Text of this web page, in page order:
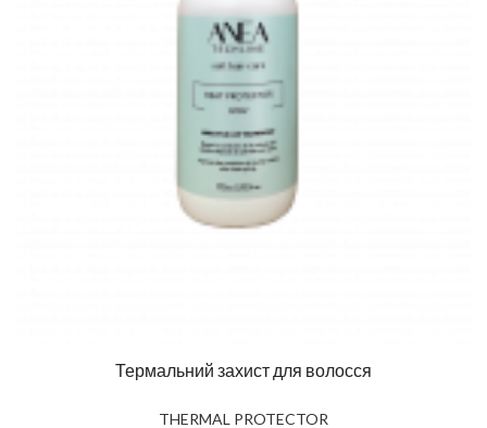
Термальний захист для волосся
THERMAL PROTECTOR